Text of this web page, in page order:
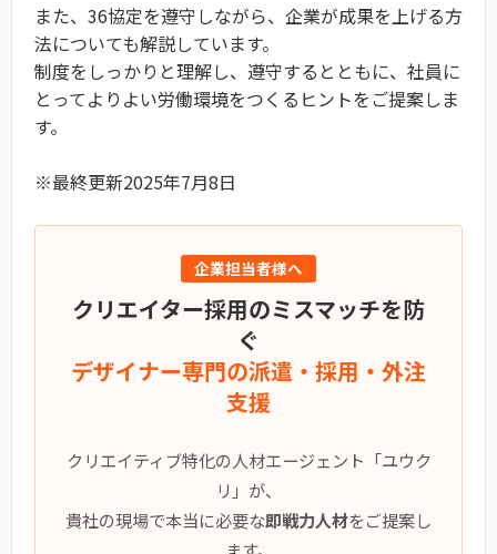
また、36協定を遵守しながら、企業が成果を上げる方
法についても解説しています。
制度をしっかりと理解し、遵守するとともに、社員に
とってよりよい労働環境をつくるヒントをご提案しま
す。
※最終更新2025年7月8日
企業担当者様へ
クリエイター採用のミスマッチを防
ぐ
デザイナー専門の派遣・採用・外注
支援
クリエイティブ特化の人材エージェント「ユウク
リ」が、
貴社の現場で本当に必要な即戦力人材をご提案し